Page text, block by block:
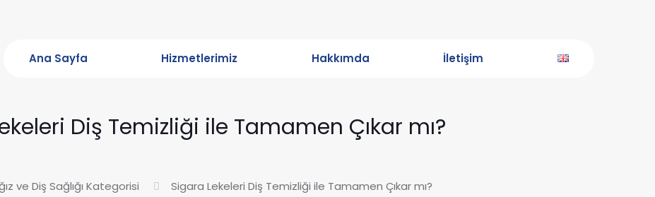
Ana Sayfa Hizmetlerimiz Hakkımda İletişim
Diş Temizliği ile Tamamen Çıkar mı?
ve Diş Sağlığı Kategorisi Sigara Lekeleri Diş Temizliği ile Tamamen Çıkar mı?